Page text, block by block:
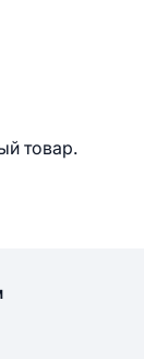
товар.